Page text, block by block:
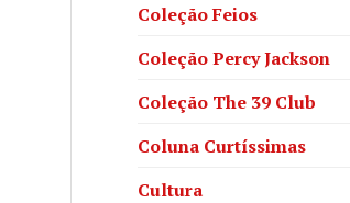
Coleção Feios
Coleção Percy Jackson
Coleção The 39 Club
Coluna Curtíssimas
Cultura